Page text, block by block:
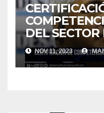
DEL
NOV 11, 2023